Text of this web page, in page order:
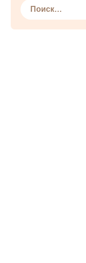
Найти: